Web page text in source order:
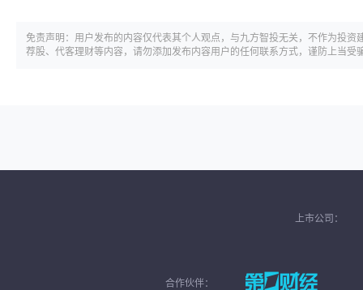
免责声明：用户发布的内容仅代表其个人观点，与九方智投无关，不作为投
荐股、代客理财等内容，请勿添加发布内容用户的任何联系方式，谨防上当受
上市公司：
合作伙伴：